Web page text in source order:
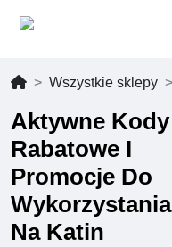
Wszystkie sklepy
Aktywne Kody
Rabatowe I
Promocje Do
Wykorzystania
Na Katin